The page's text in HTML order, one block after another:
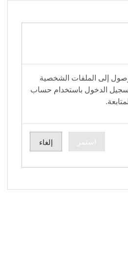
إلى الملفات الشخصية
الدخول باستخدام حساب
استمر إلغاء